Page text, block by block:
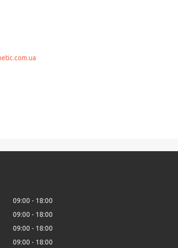
.com.ua
09:00
18:00
09:00
18:00
09:00
18:00
09:00 18:00